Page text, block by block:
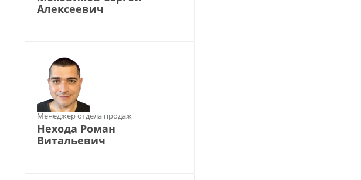
Алексеевич
Менеджер отдела продаж
Нехода Роман
Витальевич